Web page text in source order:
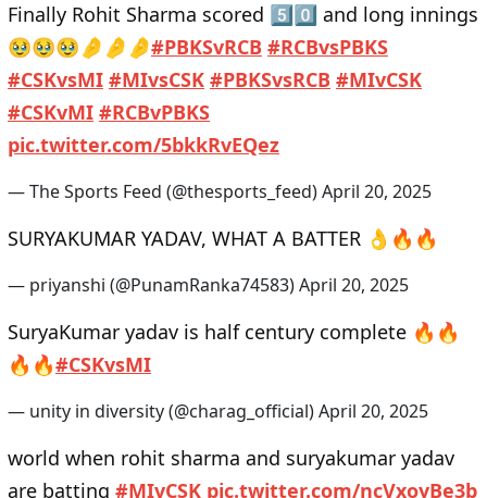
Finally Rohit Sharma scored 5️⃣0️⃣ and long innings
🥹🥹🥹🤌🤌🤌#PBKSvRCB #RCBvsPBKS
#CSKvsMI #MIvsCSK #PBKSvsRCB #MIvCSK
#CSKvMI #RCBvPBKS
pic.twitter.com/5bkkRvEQez
— The Sports Feed (@thesports_feed)April 20, 2025
SURYAKUMAR YADAV, WHAT A BATTER 👌🔥🔥
— priyanshi (@PunamRanka74583)April 20, 2025
SuryaKumar yadav is half century complete 🔥🔥
🔥🔥#CSKvsMI
— unity in diversity (@charag_official)April 20, 2025
world when rohit sharma and suryakumar yadav
are batting #MIvCSK pic.twitter.com/ncVxoyBe3b